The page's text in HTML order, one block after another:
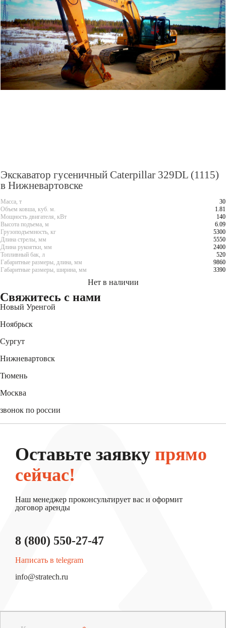
Экскаватор гусеничный Caterpillar 329DL (1115)
в Нижневартовске
Масса, т
30
Объем ковша, куб. м.
1.81
Мощность двигателя, кВт
140
Высота подъема, м
6.09
Грузоподъемность, кг
5300
Длина стрелы, мм
5550
Длина рукоятки, мм
2400
Топливный бак, л
520
Габаритные размеры, длина, мм
9860
Габаритные размеры, ширина, мм
3390
Нет в наличии
Свяжитесь с нами
Новый Уренгой
Ноябрьск
Сургут
Нижневартовск
Тюмень
Москва
звонок по россии
Оставьте заявку прямо
сейчас!
Наш менеджер проконсультирует вас и оформит
договор аренды
8 (800) 550-27-47
Написать в telegram
info@stratech.ru